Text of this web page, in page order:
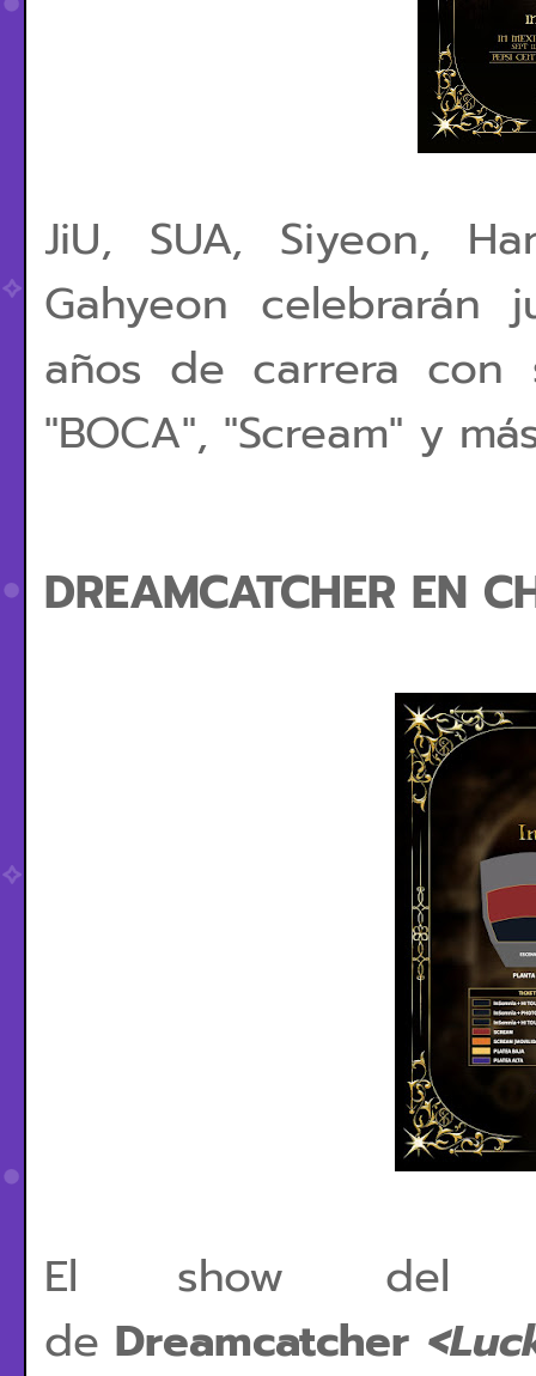
JiU, SUA, Siyeon,
Gahyeon celebrarán
años de carrera con
"BOCA", "Scream" y
DREAMCATCHER EN
El show del
de Dreamcatcher